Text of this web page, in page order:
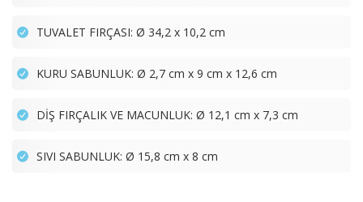
TUVALET FIRÇASI: Ø 34,2 x 10,2 cm
KURU SABUNLUK: Ø 2,7 cm x 9 cm x 12,6 cm
DİŞ FIRÇALIK VE MACUNLUK: Ø 12,1 cm x 7,3 cm
SIVI SABUNLUK: Ø 15,8 cm x 8 cm